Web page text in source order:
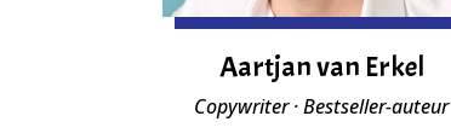
Aartjan van Erkel
Copywriter · Bestseller-auteur